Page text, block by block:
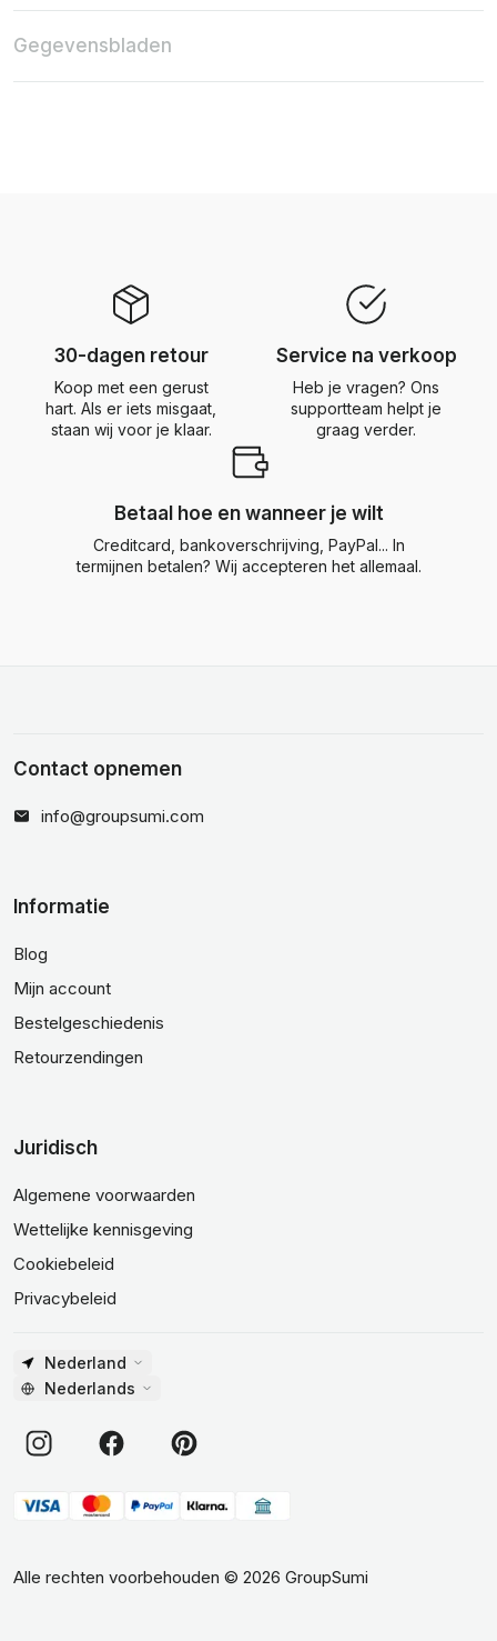
Gegevensbladen
30-dagen retour
Koop met een gerust
hart. Als er iets misgaat,
staan wij voor je klaar.
Service na verkoop
Heb je vragen? Ons
supportteam helpt je
graag verder.
Betaal hoe en wanneer je wilt
Creditcard, bankoverschrijving, PayPal... In
termijnen betalen? Wij accepteren het allemaal.
Contact opnemen
info@groupsumi.com
Informatie
Blog
Mijn account
Bestelgeschiedenis
Retourzendingen
Juridisch
Algemene voorwaarden
Wettelijke kennisgeving
Cookiebeleid
Privacybeleid
Nederland
Nederlands
Alle rechten voorbehouden © 2026 GroupSumi